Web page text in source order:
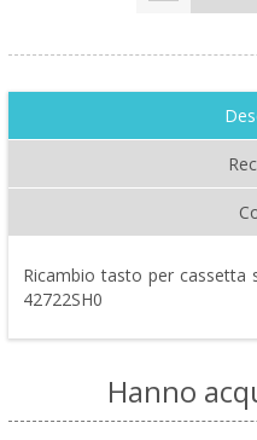
Ricambio tasto per cassetta
42722SH0
Hanno